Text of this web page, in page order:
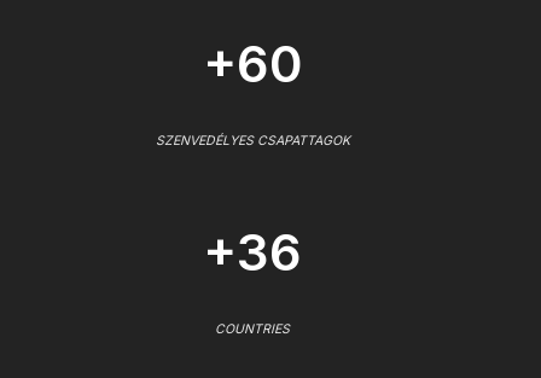
+60
SZENVEDÉLYES CSAPATTAGOK
+36
COUNTRIES